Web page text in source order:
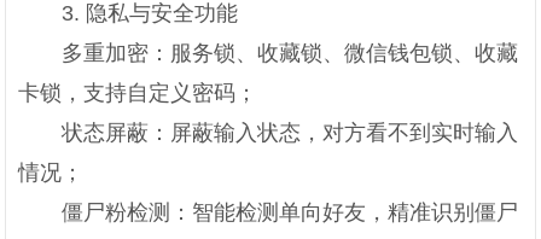
3. 隐私与安全功能
多重加密：服务锁、收藏锁、微信钱包锁、收藏
卡锁，支持自定义密码；
状态屏蔽：屏蔽输入状态，对方看不到实时输入
情况；
僵尸粉检测：智能检测单向好友，精准识别僵尸